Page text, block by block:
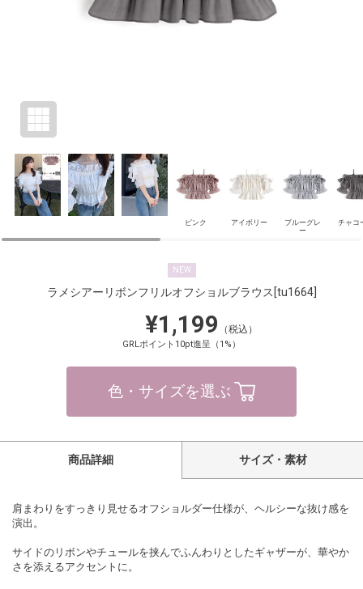
ピンク アイボリー
ブルーグレ
ー
チャコ
NEW
ラメシアーリボンフリルオフショルブラウス [tu1664]
¥1,199 （税込）
GRLポイント10pt進呈（1%）
色・サイズを選ぶ
商品詳細 サイズ・素材
肩まわりをすっきり見せるオフショルダー仕様が、ヘルシーな抜け感を
演出。
サイドのリボンやチュールを挟んでふんわりとしたギャザーが、華やか
さを添えるアクセントに。